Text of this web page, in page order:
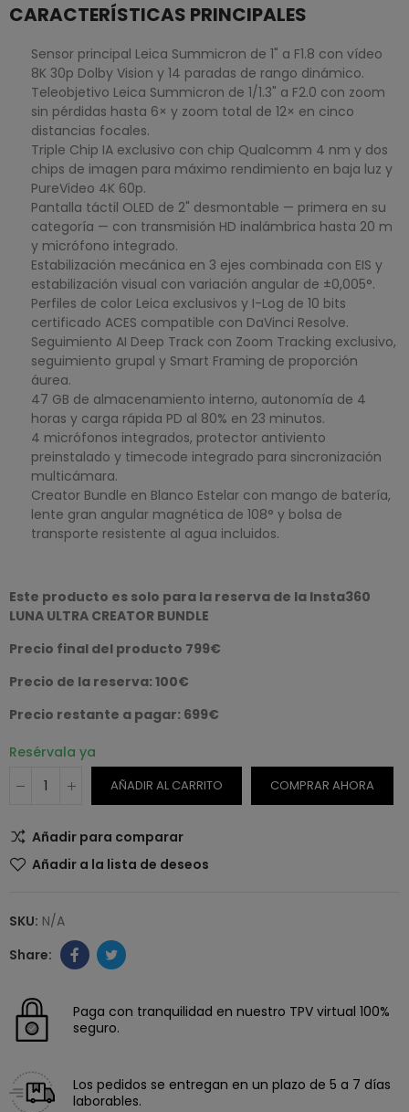
CARACTERÍSTICAS PRINCIPALES
Sensor principal Leica Summicron de 1" a F1.8 con vídeo
8K 30p Dolby Vision y 14 paradas de rango dinámico.
Teleobjetivo Leica Summicron de 1/1.3" a F2.0 con zoom
sin pérdidas hasta 6× y zoom total de 12× en cinco
distancias focales.
Triple Chip IA exclusivo con chip Qualcomm 4 nm y dos
chips de imagen para máximo rendimiento en baja luz y
PureVideo 4K 60p.
Pantalla táctil OLED de 2" desmontable — primera en su
categoría — con transmisión HD inalámbrica hasta 20 m
y micrófono integrado.
Estabilización mecánica en 3 ejes combinada con EIS y
estabilización visual con variación angular de ±0,005°.
Perfiles de color Leica exclusivos y I-Log de 10 bits
certificado ACES compatible con DaVinci Resolve.
Seguimiento AI Deep Track con Zoom Tracking exclusivo,
seguimiento grupal y Smart Framing de proporción
áurea.
47 GB de almacenamiento interno, autonomía de 4
horas y carga rápida PD al 80% en 23 minutos.
4 micrófonos integrados, protector antiviento
preinstalado y timecode integrado para sincronización
multicámara.
Creator Bundle en Blanco Estelar con mango de batería,
lente gran angular magnética de 108° y bolsa de
transporte resistente al agua incluidos.
Este producto es solo para la reserva de la Insta360
LUNA ULTRA CREATOR BUNDLE
Precio final del producto 799€
Precio de la reserva: 100€
Precio restante a pagar: 699€
Resérvala ya
AÑADIR AL CARRITO COMPRAR AHORA
Añadir para comparar
Añadir a la lista de deseos
SKU: N/A
Paga con tranquilidad en nuestro TPV virtual 100%
seguro.
Los pedidos se entregan en un plazo de 5 a 7 días
laborables.